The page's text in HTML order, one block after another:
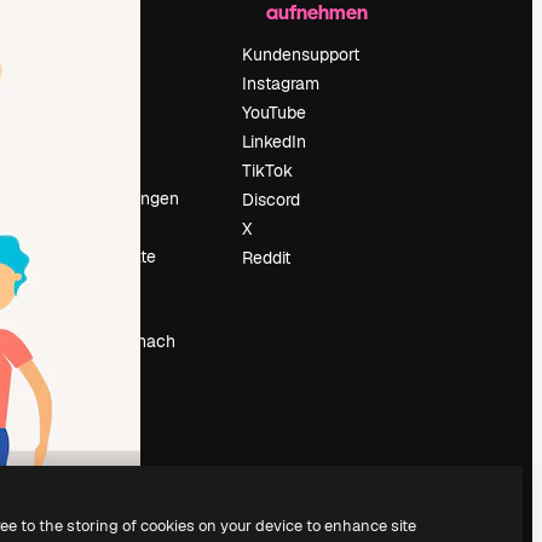
Veranstaltungen
Deine Inhalte
Suchst du nach
aufnehmen
Kundensupport
Instagram
YouTube
LinkedIn
TikTok
Discord
X
Reddit
to the storing of cookies on your device to enhance site